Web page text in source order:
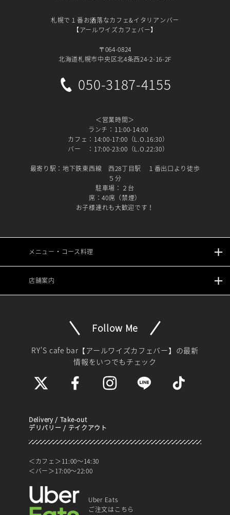
札幌で１番お洒落なカフェ&イタリアンバー
【アールワイズカフェバー】
〒064-0824
北海道札幌市中央区北4条西24-2-16-2F
050-3187-4155
＜営業時間＞
ランチ：11:00-14:00
カフェ：14:00-17:00（L.O.16:30）
バー ：17:00-23:00（L.O.22:30）
最寄り駅：地下鉄東西線 西28丁目駅 １番出口より徒歩
５分
駐車場：２台
席：40席（禁煙）
お子様連れも大歓迎です！
メニュー・コース料理
店舗案内
Follow Me
RY'S cafe bar【アールワイズカフェバー】 の最新
情報をいつでもチェック
Delivery / Take-out
デリバリー / テイクアウト
＜カフェ＞11:00～14:30
＜バー＞17:00～22:00
Uber Eats
ご注文はこちら